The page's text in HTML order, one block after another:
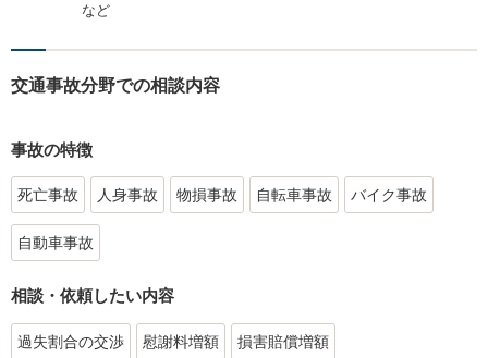
など
交通事故分野での相談内容
事故の特徴
死亡事故 人身事故 物損事故 自転車事故 バイク事故
自動車事故
相談・依頼したい内容
過失割合の交渉 慰謝料増額 損害賠償増額